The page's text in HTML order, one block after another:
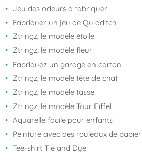
Jeu des odeurs à fabriquer
Fabriquer un jeu de Quidditch
Ztringz, le modèle étoile
Ztringz, le modèle fleur
Fabriquez un garage en carton
Ztringz, le modèle tête de chat
Ztringz, le modèle tasse
Ztringz, le modèle Tour Eiffel
Aquarelle facile pour enfants
Peinture avec des rouleaux de
Tee-shirt Tie and Dye